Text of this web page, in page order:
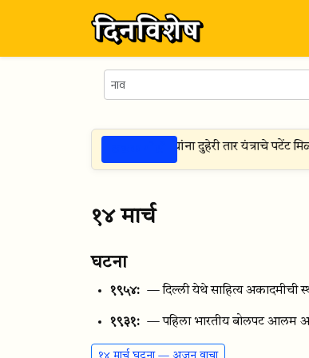
— थॉमस एडिसन — यांना दुहेरी तार यंत्राचे पटेंट
१४ मार्च
घटना
१९५४: — दिल्ली येथे साहित्य अकादमीची
१९३१: — पहिला भारतीय बोलपट आलम
१४ मार्च घटना — अजून वाचा